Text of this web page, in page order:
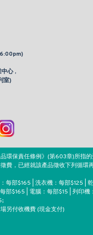
心 ,
室)
環保責任條例》(第603章)所指
費，已經就該產品徵收下列循環
每部$165 | 洗衣機：每部$125 |
部$165 | 電腦：每部$15 | 列印機
另付收機費 (現金支付)